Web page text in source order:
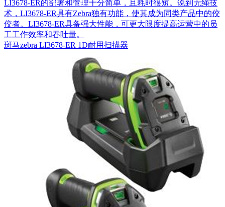
LI3678-ER的部署和管理十分简单，且耗时很短。说到无绳技
术，LI3678-ER具有Zebra独有功能，使其成为同类产品中的佼
佼者。LI3678-ER具备强大性能，可更大限度提高运营中的员
工工作效率和吞吐量。
斑马zebra LI3678-ER 1D耐用扫描器